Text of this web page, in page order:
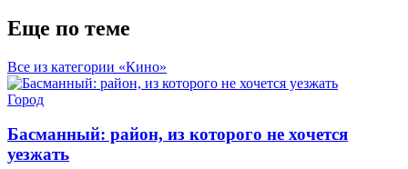
Еще по теме
Все из категории «Кино»
Город
Басманный: район, из которого не хочется
уезжать